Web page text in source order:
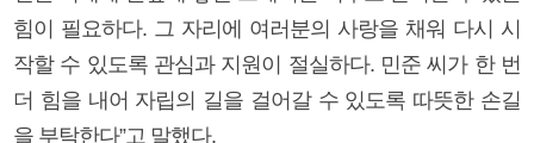
힘이 필요하다. 그 자리에 여러분의 사랑을 채워 다시 시
작할 수 있도록 관심과 지원이 절실하다. 민준 씨가 한 번
더 힘을 내어 자립의 길을 걸어갈 수 있도록 따뜻한 손길
을 부탁한다”고 말했다.